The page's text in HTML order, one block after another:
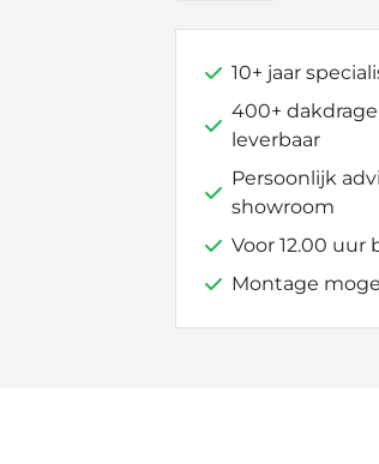
10+ jaar
400+
leverbaar
Persoonlijk
showroom
Voor 12.00 uur
Montage